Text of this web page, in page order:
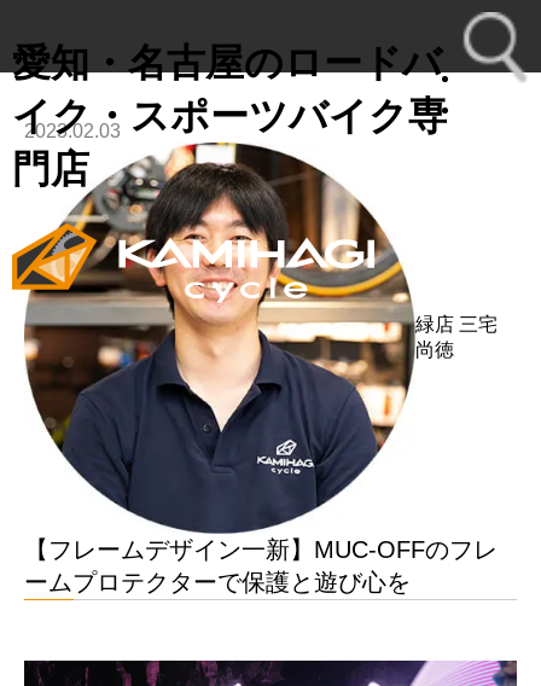
愛知・名古屋のロードバ
イク・スポーツバイク専
門店
2023.02.03
緑店 三宅
尚徳
【フレームデザイン一新】MUC-OFFのフレ
ームプロテクターで保護と遊び心を